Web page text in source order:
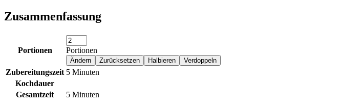
Zusammenfassung
Portionen Portionen
Zubereitungszeit 5 Minuten
Kochdauer
Gesamtzeit
5 Minuten